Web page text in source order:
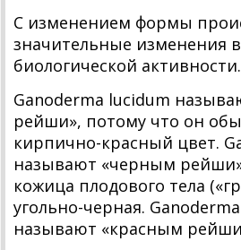
С изменением формы
значительные изменения
биологической активности.
Ganoderma lucidum
рейши», потому что он
кирпично-красный цвет.
называют «черным
кожица плодового тела
угольно-черная.
называют «красным